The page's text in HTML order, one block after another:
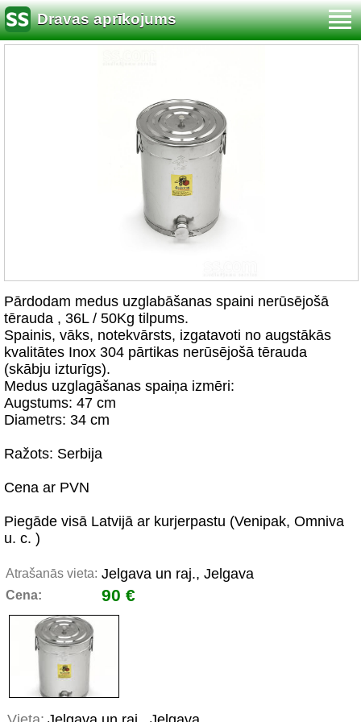
Dravas aprīkojums
Pārdodam medus uzglabāšanas spaini nerūsējošā
tērauda , 36L / 50Kg tilpums.
Spainis, vāks, notekvārsts, izgatavoti no augstākās
kvalitātes Inox 304 pārtikas nerūsējošā tērauda
(skābju izturīgs).
Medus uzglagāšanas spaiņa izmēri:
Augstums: 47 cm
Diametrs: 34 cm
Ražots: Serbija
Cena ar PVN
Piegāde visā Latvijā ar kurjerpastu (Venipak, Omniva
u. c. )
Atrašanās vieta: Jelgava un raj., Jelgava
Cena: 90 €